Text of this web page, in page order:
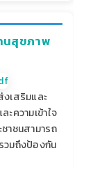
นสุขภาพ
เสริมและ
ความเข้าใจ
าชนสามารถ
มถึงป้องกัน